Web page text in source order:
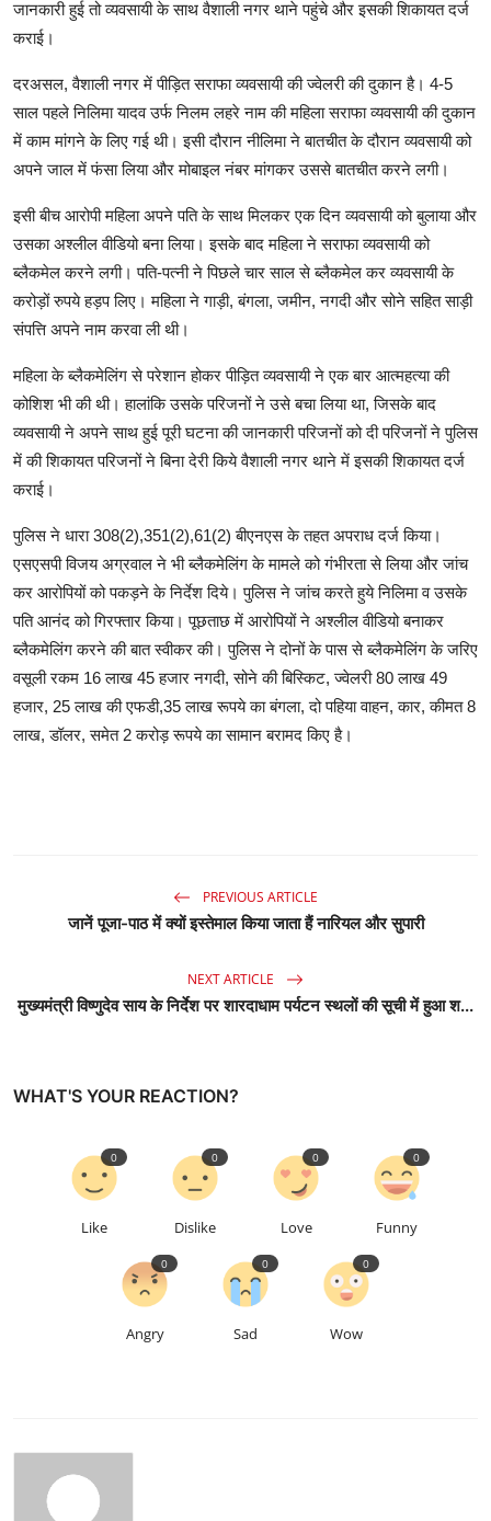
जानकारी हुई तो व्यवसायी के साथ वैशाली नगर थाने पहुंचे और इसकी शिकायत दर्ज
कराई।
दरअसल, वैशाली नगर में पीड़ित सराफा व्यवसायी की ज्वेलरी की दुकान है। 4-5
साल पहले निलिमा यादव उर्फ निलम लहरे नाम की महिला सराफा व्यवसायी की दुकान
में काम मांगने के लिए गई थी। इसी दौरान नीलिमा ने बातचीत के दौरान व्यवसायी को
अपने जाल में फंसा लिया और मोबाइल नंबर मांगकर उससे बातचीत करने लगी।
इसी बीच आरोपी महिला अपने पति के साथ मिलकर एक दिन व्यवसायी को बुलाया और
उसका अश्लील वीडियो बना लिया। इसके बाद महिला ने सराफा व्यवसायी को
ब्लैकमेल करने लगी। पति-पत्नी ने पिछले चार साल से ब्लैकमेल कर व्यवसायी के
करोड़ों रुपये हड़प लिए। महिला ने गाड़ी, बंगला, जमीन, नगदी और सोने सहित साड़ी
संपत्ति अपने नाम करवा ली थी।
महिला के ब्लैकमेलिंग से परेशान होकर पीड़ित व्यवसायी ने एक बार आत्महत्या की
कोशिश भी की थी। हालांकि उसके परिजनों ने उसे बचा लिया था, जिसके बाद
व्यवसायी ने अपने साथ हुई पूरी घटना की जानकारी परिजनों को दी परिजनों ने पुलिस
में की शिकायत परिजनों ने बिना देरी किये वैशाली नगर थाने में इसकी शिकायत दर्ज
कराई।
पुलिस ने धारा 308(2),351(2),61(2) बीएनएस के तहत अपराध दर्ज किया।
एसएसपी विजय अग्रवाल ने भी ब्लैकमेलिंग के मामले को गंभीरता से लिया और जांच
कर आरोपियों को पकड़ने के निर्देश दिये। पुलिस ने जांच करते हुये निलिमा व उसके
पति आनंद को गिरफ्तार किया। पूछताछ में आरोपियों ने अश्लील वीडियो बनाकर
ब्लैकमेलिंग करने की बात स्वीकर की। पुलिस ने दोनों के पास से ब्लैकमेलिंग के जरिए
वसूली रकम 16 लाख 45 हजार नगदी, सोने की बिस्किट, ज्वेलरी 80 लाख 49
हजार, 25 लाख की एफडी,35 लाख रूपये का बंगला, दो पहिया वाहन, कार, कीमत 8
लाख, डॉलर, समेत 2 करोड़ रूपये का सामान बरामद किए है।
PREVIOUS ARTICLE
जानें पूजा-पाठ में क्यों इस्तेमाल किया जाता हैं नारियल और सुपारी
NEXT ARTICLE
मुख्यमंत्री विष्णुदेव साय के निर्देश पर शारदाधाम पर्यटन स्थलों की सूची में हुआ श...
WHAT'S YOUR REACTION?
Like
0
Dislike
0
Love
0
Funny
0
Angry
0
Sad
0
Wow
0